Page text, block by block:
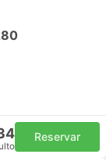
Reservar